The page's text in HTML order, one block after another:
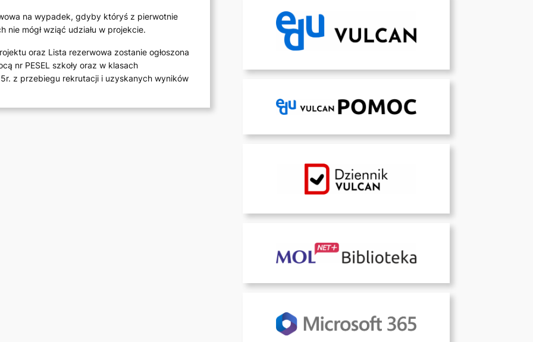
na wypadek, gdyby któryś z pierwotnie
mógł wziąć udziału w projekcie.
oraz Lista rezerwowa zostanie ogłoszona
nr PESEL szkoły oraz w klasach
z przebiegu rekrutacji i uzyskanych wyników